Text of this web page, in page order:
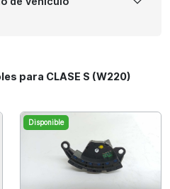
para CLASE S (W220)
Disponible